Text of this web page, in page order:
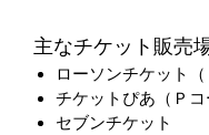
主なチケット販売
ローソンチケット（
チケットぴあ（Ｐコ
セブンチケット